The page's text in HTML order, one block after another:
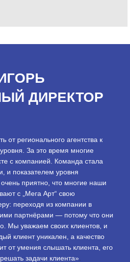
ДИРЕКТОР
от регионального агентства к
За это время многие
с компанией. Команда стала
и показателем уровня
приятно, что многие наши
с „Мега Арт“ свою
переходя из компании в
партнёрами — потому что они
Мы уважаем своих клиентов, и
клиент уникален, а качество
от умения слышать клиента, его
задачи клиента».